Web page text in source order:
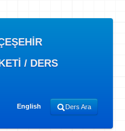
/ DERS
English Ders Ara